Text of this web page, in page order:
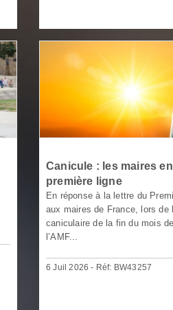
Canicule : les maires en
première ligne
En réponse à la lettre du
aux maires de France, lors de
caniculaire de la fin du mois
l’AMF...
6 Juil 2026 - Réf: BW43257